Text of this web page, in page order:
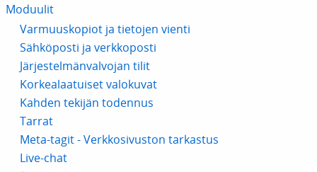
Moduulit
Varmuuskopiot ja tietojen vienti
Sähköposti ja verkkoposti
Järjestelmänvalvojan tilit
Korkealaatuiset valokuvat
Kahden tekijän todennus
Tarrat
Meta-tagit - Verkkosivuston tarkastus
Live-chat